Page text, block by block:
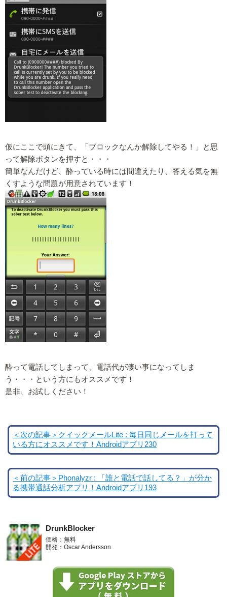
仮にここで頭にきて、「ブロックなんか解除してやる！」と思
って解除ボタンを押すと・・・
簡単なんだけど、酔っている時には間違えたり、答える気を無
くすような問題が用意されています！
酔って電話してしまって、電話代が凄い事になってしま
う・・・という方にもオススメです！
是非、お試しください！
＜次の記事＞クイックメールLite : 毎日同じメールを打って
いる方にオススメです！Androidアプリ230
＜前の記事＞Phonalyzr : 「誰と電話で話してる？」が分か
る携帯通話分析アプリ！Androidアプリ193
DrunkBlocker
価格：無料
開発：Oscar Andersson